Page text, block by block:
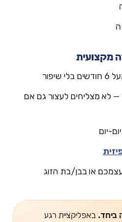
מקצועית
— לא מצליחים לעצור גם אם
יום
או בבן/בת הזוג
ביחד. באפליקציית רגע